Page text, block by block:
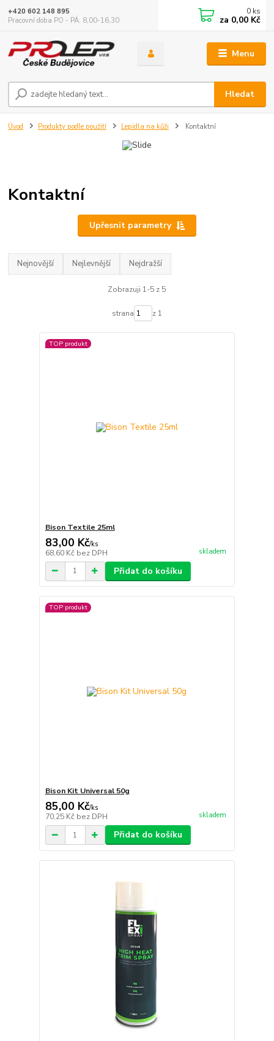
Menu
Hledat
+420 602 148 895
Pracovní doba PO - PÁ: 8,00-16,30
0 ks
za 0,00 Kč
Úvod Produkty podle použití Lepidla na kůži Kontaktní
Kontaktní
Upřesnit parametry
Nejnovější Nejlevnější Nejdražší
Zobrazuji 1-5 z 5
strana z 1
TOP produkt
Bison Textile 25ml
83,00 Kč/ks
68,60 Kč bez DPH skladem
Přidat do košíku
TOP produkt
Bison Kit Universal 50g
85,00 Kč/ks
70,25 Kč bez DPH skladem
Přidat do košíku